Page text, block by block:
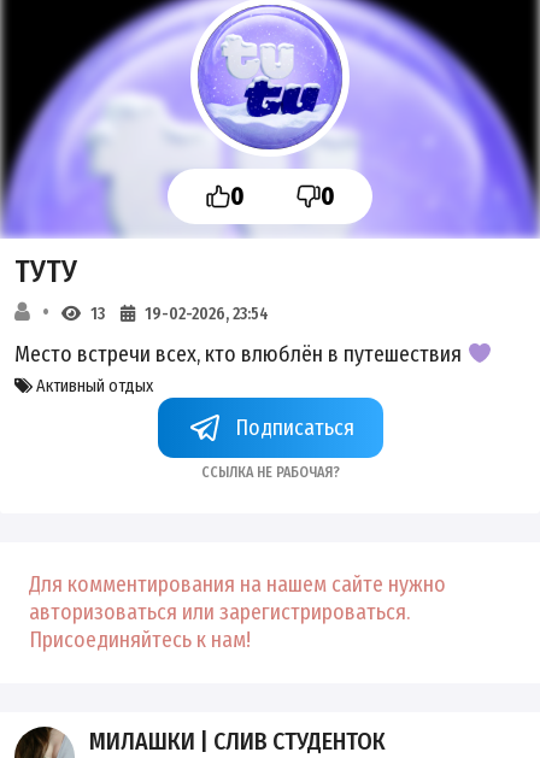
0 0
ТУТУ
13 19-02-2026, 23:54
Место встречи всех, кто влюблён в путешествия
Активный отдых
Подписаться
Ссылка не рабочая?
Для комментирования на нашем сайте нужно
авторизоваться или зарегистрироваться.
Присоединяйтесь к нам!
МИЛАШКИ | СЛИВ СТУДЕНТОК